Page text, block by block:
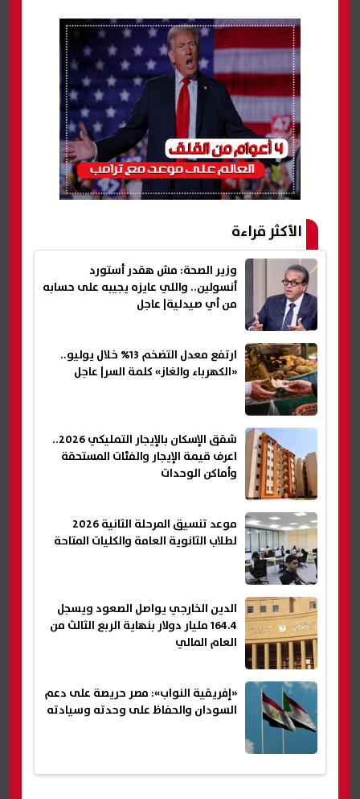
الأكثر قراءة
وزير الصحة: مش هقدر أستورد
أنسولين.. واللي عايزه يجيبه على حسابه
من أي صيدلية| عاجل
ارتفع معدل التضخم 13% خلال يوليو..
«الكهرباء والغاز» كلمة السر| عاجل
شقق الإسكان بالإيجار التمليكي 2026..
اعرف قيمة الإيجار والفئات المستحقة
وأماكن الوحدات
موعد تنسيق المرحلة الثانية 2026
لطلاب الثانوية العامة والكليات المتاحة
الدين الخارجي يواصل الصعود ويسجل
164.4 مليار دولار بنهاية الربع الثالث من
العام المالي
«إفريقية النواب»: مصر حريصة على دعم
السودان والحفاظ على وحدته وسيادته